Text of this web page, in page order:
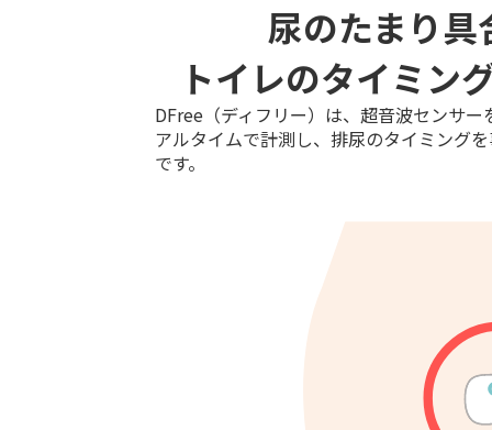
尿のたまり具
トイレのタイミン
DFree（ディフリー）は、超音波センサ
アルタイムで計測し、排尿のタイミング
です。